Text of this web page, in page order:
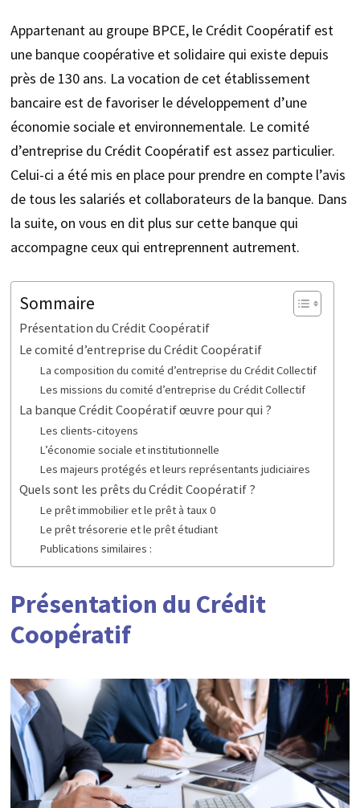
Appartenant au groupe BPCE, le Crédit Coopératif est
une banque coopérative et solidaire qui existe depuis
près de 130 ans. La vocation de cet établissement
bancaire est de favoriser le développement d’une
économie sociale et environnementale. Le comité
d’entreprise du Crédit Coopératif est assez particulier.
Celui-ci a été mis en place pour prendre en compte l’avis
de tous les salariés et collaborateurs de la banque. Dans
la suite, on vous en dit plus sur cette banque qui
accompagne ceux qui entreprennent autrement.
Sommaire
Présentation du Crédit Coopératif
Le comité d’entreprise du Crédit Coopératif
La composition du comité d’entreprise du Crédit Collectif
Les missions du comité d’entreprise du Crédit Collectif
La banque Crédit Coopératif œuvre pour qui ?
Les clients-citoyens
L’économie sociale et institutionnelle
Les majeurs protégés et leurs représentants judiciaires
Quels sont les prêts du Crédit Coopératif ?
Le prêt immobilier et le prêt à taux 0
Le prêt trésorerie et le prêt étudiant
Publications similaires :
Présentation du Crédit
Coopératif